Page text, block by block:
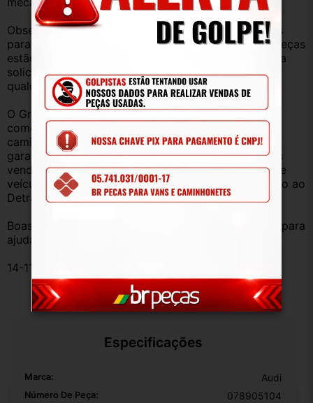
Observação: Considerando que recebemos veículos
para retirada de peças diariamente, nem todas as peças
estão anunciadas, desta forma, fique à vontade para
solicitar qualquer peça, de qualquer veículo, em
qualquer um de nossos anúncios.
O Grupo Br Truck Peças está há 25 anos
comercializando peças para caminhões, vans,
caminhonetes, automóveis e utilitários. Todas com
garantia de procedência e funcionamento. Produtos
vendidos somente com Nota Fiscal e proveniente de
veículo sucata – TODOS devidamente baixados junto ao
Detran.
Boas compras e sempre que precisar estamos aqui para
ajudar!
14-114421
Especificações
Marca: Audi
Número De Peça: 078905104